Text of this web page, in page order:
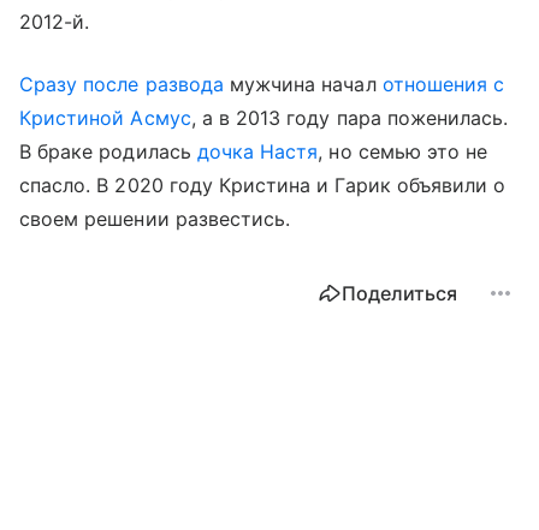
2012-й.
Сразу после развода мужчина начал отношения с
Кристиной Асмус, а в 2013 году пара поженилась.
В браке родилась дочка Настя, но семью это не
спасло. В 2020 году Кристина и Гарик объявили о
своем решении развестись.
Поделиться